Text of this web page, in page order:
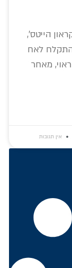
הייטס',
לאח
מאחר
אין תגובות